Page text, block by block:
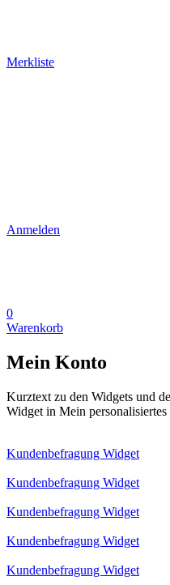
Merkliste
Anmelden
0
Warenkorb
Mein Konto
Kurztext zu den Widgets und
Widget in Mein
Kundenbefragung Widget
Kundenbefragung Widget
Kundenbefragung Widget
Kundenbefragung Widget
Kundenbefragung Widget